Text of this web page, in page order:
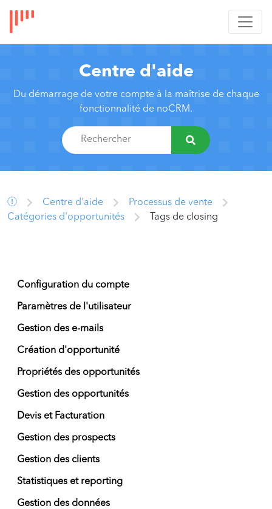
Centre d'aide
Du démarrage de votre compte à la maîtrise de chaque
fonctionnalité de noCRM.
Centre d'aide
Processus de vente
Catégories d'opportunités
Tags de closing
Configuration du compte
Paramètres de l'utilisateur
Gestion des e-mails
Création d'opportunité
Propriétés des opportunités
Gestion des opportunités
Devis et Facturation
Gestion des prospects
Gestion des clients
Statistiques et reporting
Gestion des données